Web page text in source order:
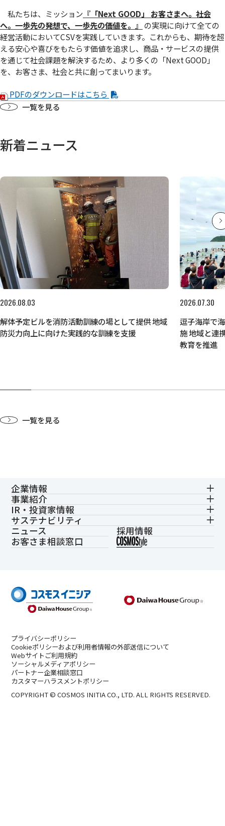
私たちは、ミッション 『「Next GOOD」 お客さまへ。社会
へ。⼀歩先の発想で、⼀歩先の価値を。』 の実現に向けて全ての
経営活動においてCSVを実践していきます。これからも、期待を超
える安心や喜びをもたらす価値を追求し、商品・サービスの提供
を通じて社会課題を解決するため、より多くの「Next GOOD」
を、お客さま、社会と共に創ってまいります。
PDFのダウンロードはこちら
一覧を見る
新着ニュース
2026.08.03
解体予定ビルを消防活動訓練の場として提供 地域
防災力向上に向けた実践的な訓練を支援
2026.07.30
逗子海岸で
施 地域と連
教育を推進
一覧を見る
企業情報
事業紹介
IR・投資家情報
サステナビリティ
ニュース
採用情報
お客さま相談窓口
プライバシーポリシー
Cookieポリシーおよび利用者情報の外部送信について
Webサイトご利用規約
ソーシャルメディアポリシー
パートナー企業相談窓口
カスタマーハラスメントポリシー
COPYRIGHT © COSMOS INITIA CO., LTD. ALL RIGHTS RESERVED.